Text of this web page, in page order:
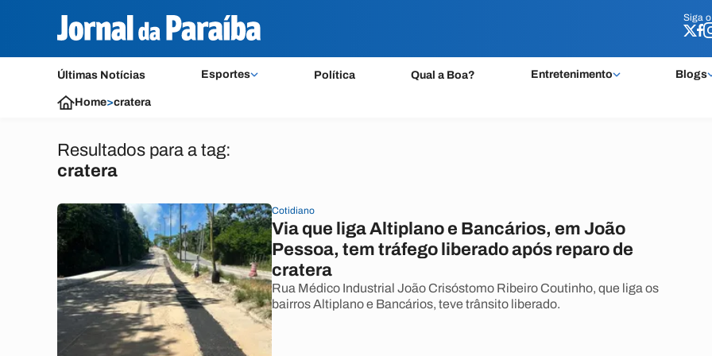
Siga o
Últimas Notícias Esportes Política Qual a Boa? Entretenimento Blogs
Siga o
Home>cratera
Resultados para a tag:
cratera
Cotidiano
Via que liga Altiplano e Bancários, em João
Pessoa, tem tráfego liberado após reparo de
cratera
Rua Médico Industrial João Crisóstomo Ribeiro Coutinho, que liga os
bairros Altiplano e Bancários, teve trânsito liberado.